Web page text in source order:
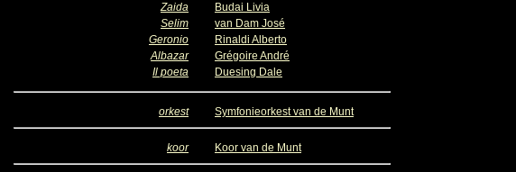
Zaida
Budai Livia
Selim
van Dam José
Geronio
Rinaldi Alberto
Albazar
Grégoire André
Il poeta
Duesing Dale
orkest Symfonieorkest van de Munt
koor Koor van de Munt